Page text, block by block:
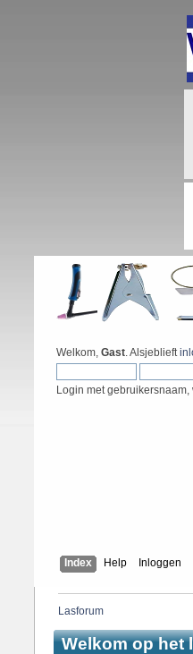
Welkom, Gast. Alsjeblieft
Login met
Index Help Inloggen
Lasforum
Welkom op het